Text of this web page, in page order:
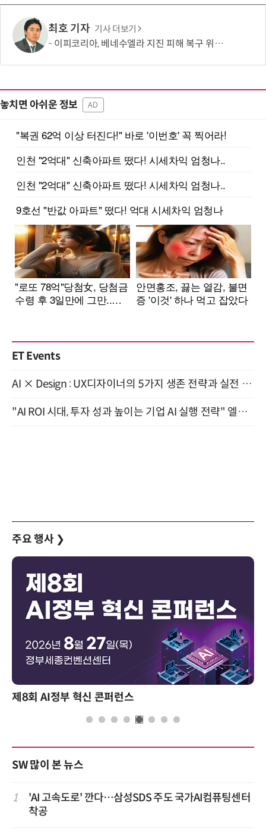
최호 기자 기사 더보기
이피코리아, 베네수엘라 지진 피해 복구 위해 바보의나눔에 1억원 기부
놓치면 아쉬운 정보 AD
ET Events
AI × Design : UX디자이너의 5가지 생존 전략과 실전 대응 8월 28일 개최
"AI ROI 시대, 투자 성과 높이는 기업 AI 실행 전략" 엘타워 6층 (9월 18일)
주요 행사 ❯
제8회 AI정부 혁신 콘퍼런스
SW 많이 본 뉴스
1
'AI 고속도로' 깐다…삼성SDS 주도 국가AI컴퓨팅센터
착공